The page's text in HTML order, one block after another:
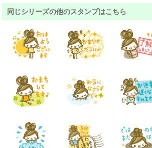
同じシリーズの他のスタンプはこちら